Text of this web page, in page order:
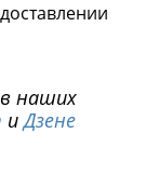
наших
иДзене